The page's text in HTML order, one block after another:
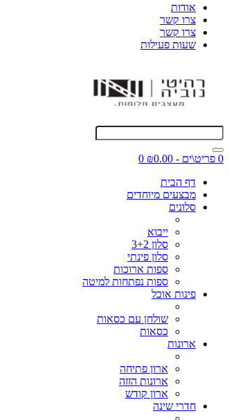
אודות
צרו קשר
צרו קשר
שעות פעילות
0 פריט\ים - ₪0.00
0
דף הבית
מבצעים מיוחדים
סלונים
ייבוא
סלון 3+2
סלון פינתי
ספות ארוכות
ספות נפתחות למיטה
פינות אוכל
שולחן עם כסאות
כסאות
ארונות
ארון פתיחה
ארונות הזזה
ארון קודש
חדרי שינה